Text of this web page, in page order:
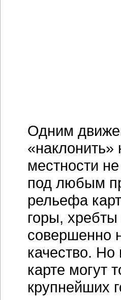
Одним
«наклонить»
местности
под любым
рельефа
горы,
совершенно
качество.
карте могут
крупнейших